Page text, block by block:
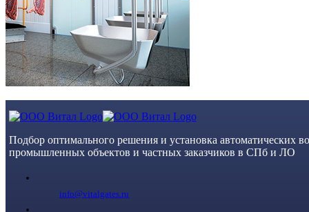
Подбор оптимального решения и установка автоматических
промышленных объектов и частных заказчиков в СПб и ЛО
info@vitalgates.ru